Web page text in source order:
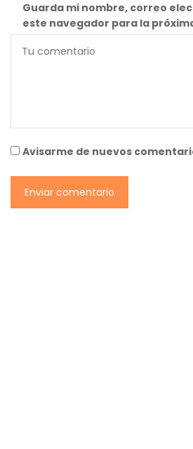
Guarda mi nombre, correo
este navegador para la
Avisarme de nuevos